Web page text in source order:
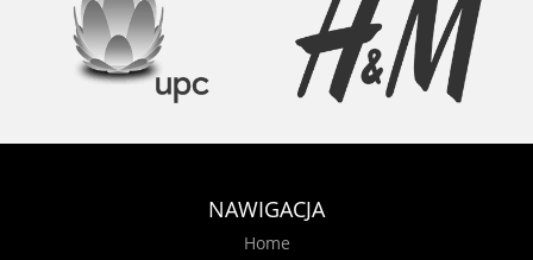
NAWIGACJA
Home